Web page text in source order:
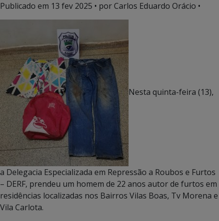
Publicado em 13 fev 2025 • por Carlos Eduardo Orácio •
Nesta quinta-feira (13),
a Delegacia Especializada em Repressão a Roubos e Furtos
– DERF, prendeu um homem de 22 anos autor de furtos em
residências localizadas nos Bairros Vilas Boas, Tv Morena e
Vila Carlota.